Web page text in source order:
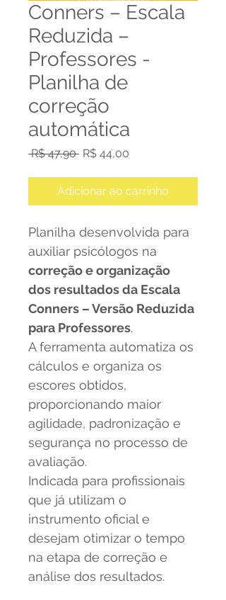
Conners – Escala
Reduzida –
Professores -
Planilha de
correção
automática
R$ 47,90 Preço
R$ 44,00
Adicionar ao carrinho
Planilha desenvolvida para
auxiliar psicólogos na
correção e organização
dos resultados da Escala
Conners – Versão Reduzida
para Professores.
A ferramenta automatiza os
cálculos e organiza os
escores obtidos,
proporcionando maior
agilidade, padronização e
segurança no processo de
avaliação.
Indicada para profissionais
que já utilizam o
instrumento oficial e
desejam otimizar o tempo
na etapa de correção e
análise dos resultados.